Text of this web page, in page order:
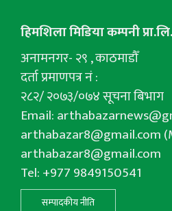
हिमशिला मिडिया कम्पनी प्रा.लि.
अनामनगर- २९ , काठमाडौँ
दर्ता प्रमाणपत्र नं :
२८२/ २०७३/०७४ सूचना बिभाग
Email:
arthabazar8@gmail.com
arthabazar8@gmail.com
Tel: +977 9849150541
सम्पादकीय नीति